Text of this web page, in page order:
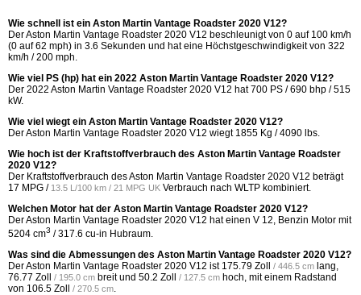
Wie schnell ist ein Aston Martin Vantage Roadster 2020 V12?
Der Aston Martin Vantage Roadster 2020 V12 beschleunigt von 0 auf 100 km/h
(0 auf 62 mph) in 3.6 Sekunden und hat eine Höchstgeschwindigkeit von 322
km/h / 200 mph.
Wie viel PS (hp) hat ein 2022 Aston Martin Vantage Roadster 2020 V12?
Der 2022 Aston Martin Vantage Roadster 2020 V12 hat 700 PS / 690 bhp / 515
kW.
Wie viel wiegt ein Aston Martin Vantage Roadster 2020 V12?
Der Aston Martin Vantage Roadster 2020 V12 wiegt 1855 Kg / 4090 lbs.
Wie hoch ist der Kraftstoffverbrauch des Aston Martin Vantage Roadster
2020 V12?
Der Kraftstoffverbrauch des Aston Martin Vantage Roadster 2020 V12 beträgt
17 MPG / 13.5 L/100 km / 21 MPG UK Verbrauch nach WLTP kombiniert.
Welchen Motor hat der Aston Martin Vantage Roadster 2020 V12?
Der Aston Martin Vantage Roadster 2020 V12 hat einen V 12, Benzin Motor mit
5204 cm3 / 317.6 cu-in Hubraum.
Was sind die Abmessungen des Aston Martin Vantage Roadster 2020 V12?
Der Aston Martin Vantage Roadster 2020 V12 ist 175.79 Zoll / 446.5 cm lang,
76.77 Zoll / 195.0 cm breit und 50.2 Zoll / 127.5 cm hoch, mit einem Radstand
von 106.5 Zoll / 270.5 cm